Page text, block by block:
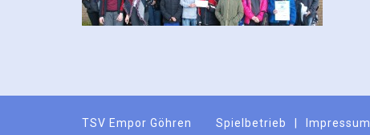
TSV Empor Göhren Spielbetrieb Impressum